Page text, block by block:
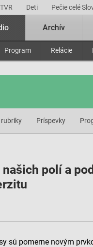
Deti Pečie celé
Program Relácie
Archív
rubriky Príspevky
polí a
sú pomerne novým